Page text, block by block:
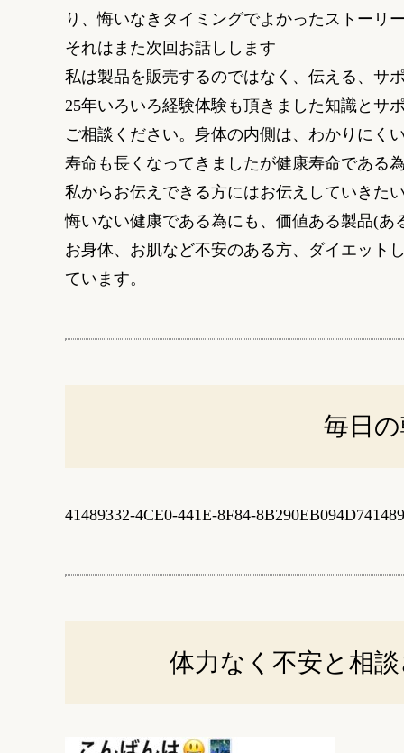
り、悔いなきタイミングでよかったストーリ
それはまた次回お話しします
私は製品を販売するのではなく、伝える、サ
25年いろいろ経験体験も頂きました知識とサ
ご相談ください。身体の内側は、わかりにく
寿命も長くなってきましたが健康寿命である
私からお伝えできる方にはお伝えしていきた
悔いない健康である為にも、価値ある製品(あ
お身体、お肌など不安のある方、ダイエット
ています。
毎日
41489332-4CE0-441E-8F84-8B290EB094D7
体力なく不安と相